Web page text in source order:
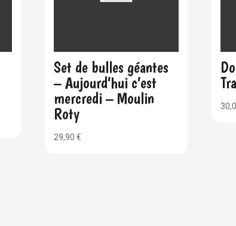
Set de bulles géantes
– Aujourd’hui c’est
mercredi – Moulin
Roty
29,90€